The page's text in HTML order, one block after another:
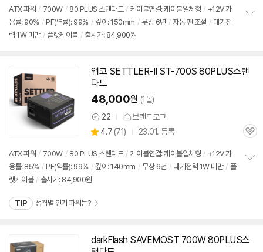
견
점
리
뷰
ATX 파워 / 700W / 80 PLUS 스탠다드 / 케이블연결: 케이블일체형 / +12V 가
용률: 90% / PF(역률): 99% / 깊이: 150mm / 무상 6년 / 자동 팬 조절 / 대기전
력 1W 미만 / 플랫케이블 / 출시가: 84,900원
앱코 SETTLER-II ST-700S 80PLUS스탠
다드
48,000원 (1몰)
상
품
견
22 브랜드로그
별
점
4.7 (상
리
뷰
71) 23.01. 등록
관
ATX 파워 / 700W / 80 PLUS 스탠다드 / 케이블연결: 케이블일체형 / +12V 가
용률: 85% / PF(역률): 99% / 깊이: 140mm / 무상 6년 / 대기전력 1W 미만 / 플
랫케이블 / 출시가: 84,900원
TIP 정격별 인기 파워는?
darkFlash SAVEMOST 700W 80PLUS스